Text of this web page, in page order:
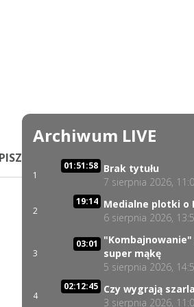
Enter
fullscreenArchiwum LIVE
1
01:51:58 Brak tytułu
7 sierpnia 2026,
2
19:14 Medialne plotki o
6 sierpnia 2026,
3
03:01
"Kombajnowanie"
super mąkę
5 sierpnia 2026,
4
02:12:45 Czy wygrają
3 sierpnia 2026,